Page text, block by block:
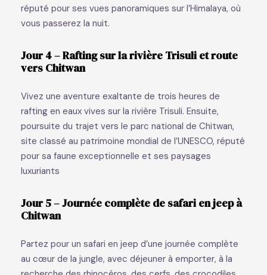
réputé pour ses vues panoramiques sur l’Himalaya, où
vous passerez la nuit.
Jour 4 – Rafting sur la rivière Trisuli et route
vers Chitwan
Vivez une aventure exaltante de trois heures de
rafting en eaux vives sur la rivière Trisuli. Ensuite,
poursuite du trajet vers le parc national de Chitwan,
site classé au patrimoine mondial de l’UNESCO, réputé
pour sa faune exceptionnelle et ses paysages
luxuriants
Jour 5 – Journée complète de safari en jeep à
Chitwan
Partez pour un safari en jeep d’une journée complète
au cœur de la jungle, avec déjeuner à emporter, à la